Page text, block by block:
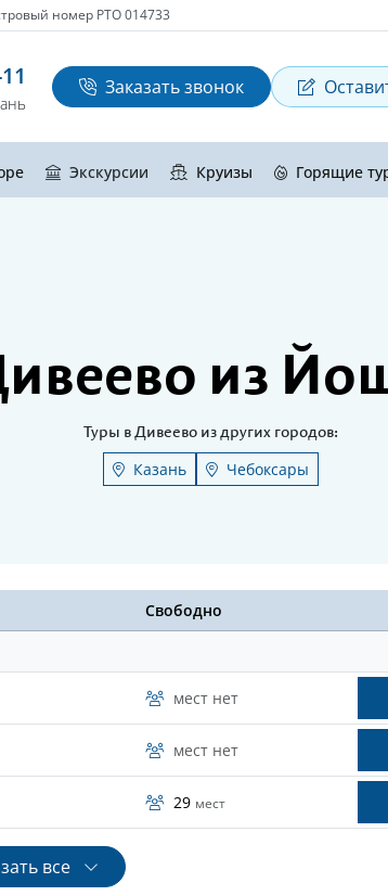
номер РТО 014733
Заказать звонок
Экскурсии Круизы Горящие
из
Туры в Дивеево из других городов:
Казань Чебоксары
Свободно
мест нет
мест нет
29 мест
все